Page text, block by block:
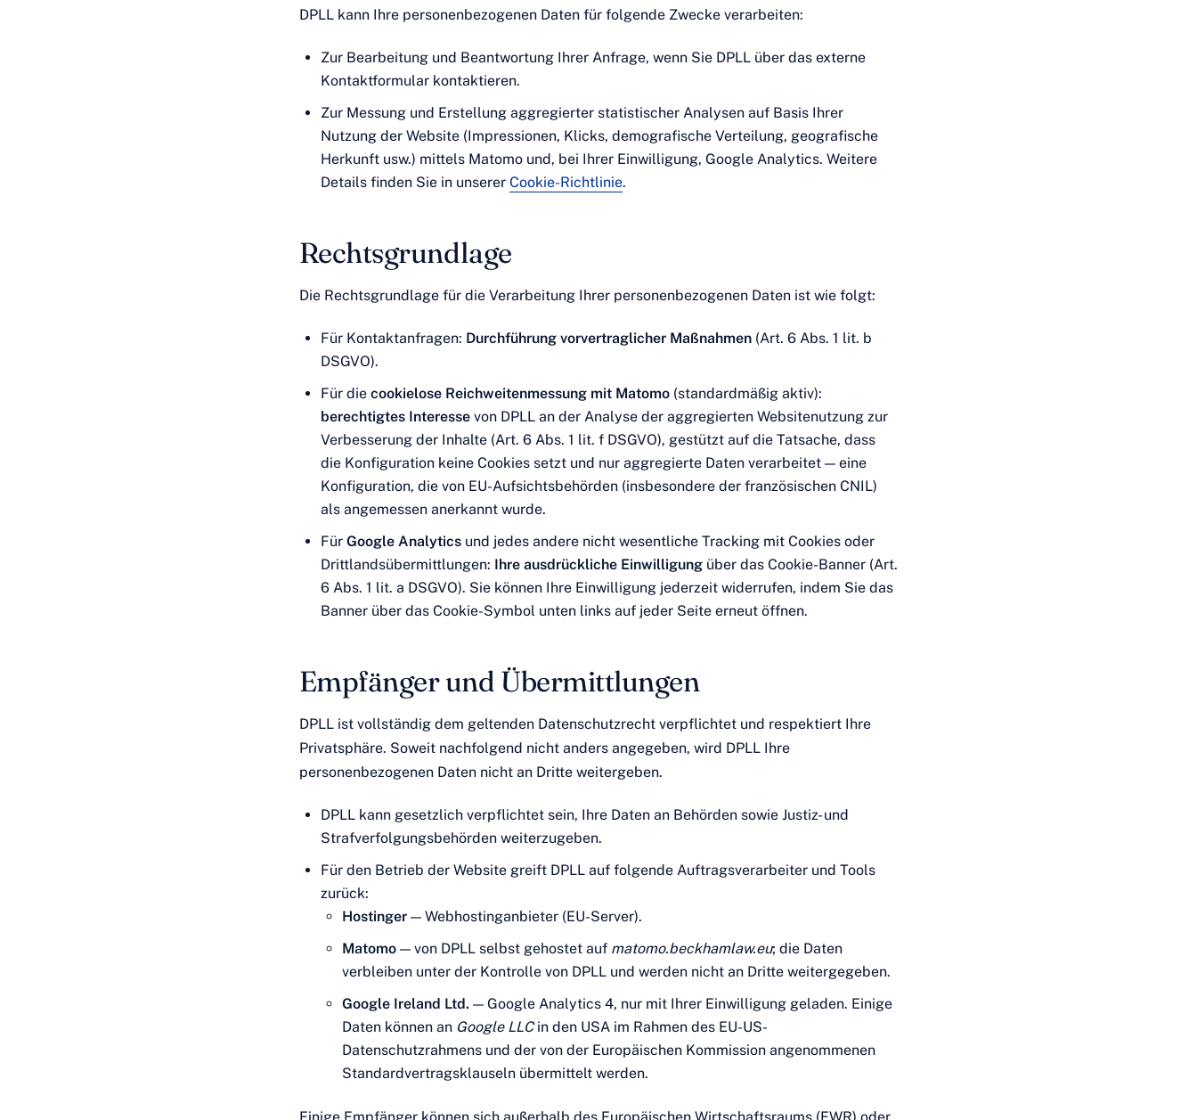
DPLL kann Ihre personenbezogenen Daten für folgende Zwecke verarbeiten:
Zur Bearbeitung und Beantwortung Ihrer Anfrage, wenn Sie DPLL über das externe
Kontaktformular kontaktieren.
Zur Messung und Erstellung aggregierter statistischer Analysen auf Basis Ihrer
Nutzung der Website (Impressionen, Klicks, demografische Verteilung, geografische
Herkunft usw.) mittels Matomo und, bei Ihrer Einwilligung, Google Analytics. Weitere
Details finden Sie in unserer Cookie-Richtlinie.
Rechtsgrundlage
Die Rechtsgrundlage für die Verarbeitung Ihrer personenbezogenen Daten ist wie folgt:
Für Kontaktanfragen: Durchführung vorvertraglicher Maßnahmen(Art. 6 Abs. 1 lit. b
DSGVO).
Für die cookielose Reichweitenmessung mit Matomo(standardmäßig aktiv):
berechtigtes Interessevon DPLL an der Analyse der aggregierten Websitenutzung zur
Verbesserung der Inhalte (Art. 6 Abs. 1 lit. f DSGVO), gestützt auf die Tatsache, dass
die Konfiguration keine Cookies setzt und nur aggregierte Daten verarbeitet — eine
Konfiguration, die von EU-Aufsichtsbehörden (insbesondere der französischen CNIL)
als angemessen anerkannt wurde.
Für Google Analyticsund jedes andere nicht wesentliche Tracking mit Cookies oder
Drittlandsübermittlungen: Ihre ausdrückliche Einwilligungüber das Cookie-Banner (Art.
6 Abs. 1 lit. a DSGVO). Sie können Ihre Einwilligung jederzeit widerrufen, indem Sie das
Banner über das Cookie-Symbol unten links auf jeder Seite erneut öffnen.
Empfänger und Übermittlungen
DPLL ist vollständig dem geltenden Datenschutzrecht verpflichtet und respektiert Ihre
Privatsphäre. Soweit nachfolgend nicht anders angegeben, wird DPLL Ihre
personenbezogenen Daten nicht an Dritte weitergeben.
DPLL kann gesetzlich verpflichtet sein, Ihre Daten an Behörden sowie Justiz- und
Strafverfolgungsbehörden weiterzugeben.
Für den Betrieb der Website greift DPLL auf folgende Auftragsverarbeiter und Tools
zurück:
Hostinger— Webhostinganbieter (EU-Server).
Matomo— von DPLL selbst gehostet auf matomo.beckhamlaw.eu; die Daten
verbleiben unter der Kontrolle von DPLL und werden nicht an Dritte weitergegeben.
Google Ireland Ltd. — Google Analytics 4, nur mit Ihrer Einwilligung geladen. Einige
Daten können an Google LLCin den USA im Rahmen des EU-US-
Datenschutzrahmens und der von der Europäischen Kommission angenommenen
Standardvertragsklauseln übermittelt werden.